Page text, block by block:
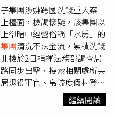
集團涉嫌跨國洗錢重大案
檯面，檢調懷疑，該集團以
卻暗中經營俗稱「水房」的
團清洗不法金流，累積洗錢
檢於2日指揮法務部調查局
同步出擊，搜索相關處所共
退役軍官、帛琉度假村登記
員江友志在內共7人到案說
節重大，諭知以120萬元交
繼續閱讀